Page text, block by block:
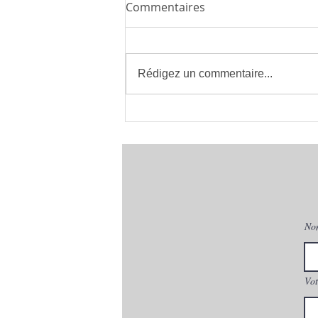
Commentaires
Rédigez un commentaire...